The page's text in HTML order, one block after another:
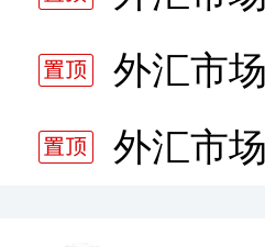
分析师
外汇市
分析师
外汇市